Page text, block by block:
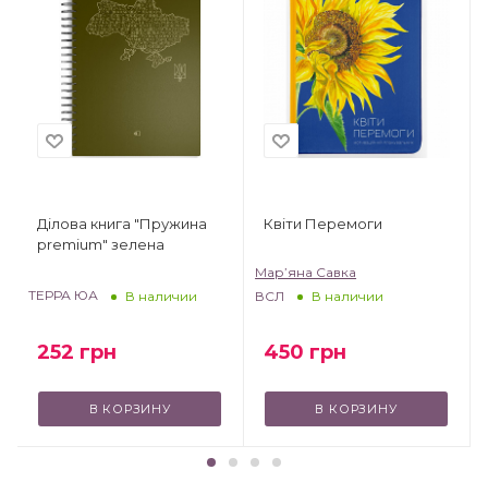
Ділова книга "Пружина
premium" зелена
ТЕРРА ЮА В наличии
252 грн
В КОРЗИНУ
Квіти Перемоги
Мар’яна Савка
ВСЛ
В наличии
450 грн
В КОРЗИНУ